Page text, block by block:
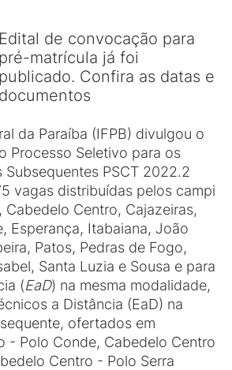
Edital de convocação para
pré-matrícula já foi
publicado. Confira as datas e
documentos
da Paraíba (IFPB) divulgou o
Processo Seletivo para os
Subsequentes PSCT 2022.2
vagas distribuídas pelos campi
Cabedelo Centro, Cajazeiras,
Esperança, Itabaiana, João
Patos, Pedras de Fogo,
Santa Luzia e Sousa e para
(EaD) na mesma modalidade,
a Distância (EaD) na
ofertados em
- Polo Conde, Cabedelo Centro
Centro - Polo Serra